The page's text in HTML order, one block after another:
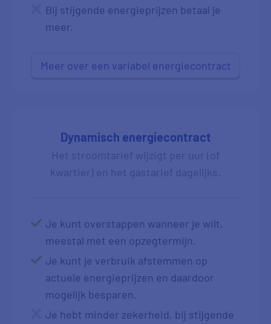
Bij stijgende energieprijzen betaal je
meer.
Meer over een variabel energiecontract
Dynamisch energiecontract
Het stroomtarief wijzigt per uur (of
kwartier) en het gastarief dagelijks.
Je kunt overstappen wanneer je wilt,
meestal met een opzegtermijn.
Je kunt je verbruik afstemmen op
actuele energieprijzen en daardoor
mogelijk besparen.
Je hebt minder zekerheid, bij stijgende